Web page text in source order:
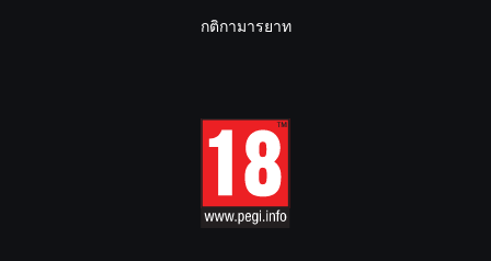
กติกามารยาท